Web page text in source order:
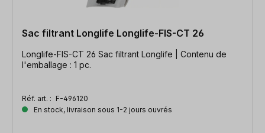
Sac filtrant Longlife Longlife-FIS-CT 26
Longlife-FIS-CT 26 Sac filtrant Longlife | Contenu de
l'emballage : 1 pc.
Réf. art. : F-496120
En stock, livraison sous 1-2 jours ouvrés